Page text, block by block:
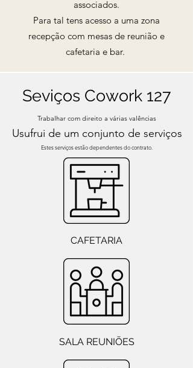
associados.
Para tal tens acesso a uma zona
recepção com mesas de reunião e
cafetaria e bar.
Seviços Cowork 127
Trabalhar com direito a várias valências
Usufrui de um conjunto de serviços
Estes serviços estão dependentes do contrato.
CAFETARIA
SALA REUNIÕES